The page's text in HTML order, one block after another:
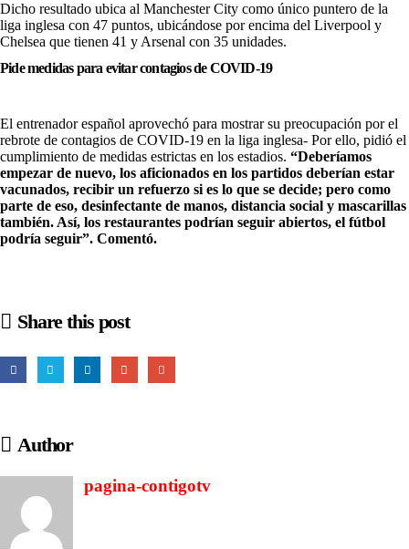
Dicho resultado ubica al Manchester City como único puntero de la
liga inglesa con 47 puntos, ubicándose por encima del Liverpool y
Chelsea que tienen 41 y Arsenal con 35 unidades.
Pide medidas para evitar contagios de COVID-19
El entrenador español aprovechó para mostrar su preocupación por el
rebrote de contagios de COVID-19 en la liga inglesa- Por ello, pidió el
cumplimiento de medidas estrictas en los estadios. “Deberíamos
empezar de nuevo, los aficionados en los partidos deberían estar
vacunados, recibir un refuerzo si es lo que se decide; pero como
parte de eso, desinfectante de manos, distancia social y mascarillas
también. Así, los restaurantes podrían seguir abiertos, el fútbol
podría seguir”. Comentó.
Share this post
Author
pagina-contigotv